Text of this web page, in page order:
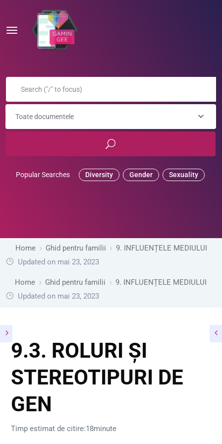
Toate documentele
Popular Searches Diversity Gender Sexuality
Home Ghid pentru familii
9. INFLUENȚELE MEDIULUI
Updated on mai 23, 2023
Home Ghid pentru familii
9. INFLUENȚELE MEDIULUI
Updated on mai 23, 2023
9.3. ROLURI ȘI
STEREOTIPURI DE
GEN
Timp estimat de citire:18minute